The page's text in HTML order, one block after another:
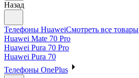
Назад
Телефоны HuaweiСмотреть все товары
Huawei Mate 70 Pro
Huawei Pura 70 Pro
Huawei Pura 70
Телефоны OnePlus